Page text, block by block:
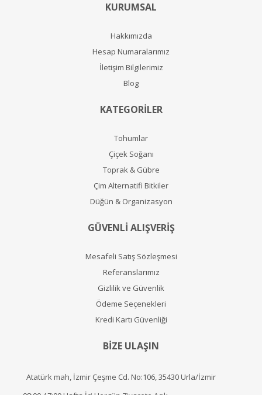
KURUMSAL
Hakkımızda
Hesap Numaralarımız
İletişim Bilgilerimiz
Blog
KATEGORİLER
Tohumlar
Çiçek Soğanı
Toprak & Gübre
Çim Alternatifi Bitkiler
Düğün & Organizasyon
GÜVENLİ ALIŞVERİŞ
Mesafeli Satış Sözleşmesi
Referanslarımız
Gizlilik ve Güvenlik
Ödeme Seçenekleri
Kredi Kartı Güvenliği
BİZE ULAŞIN
Atatürk mah, İzmir Çeşme Cd. No:106, 35430 Urla/İzmir